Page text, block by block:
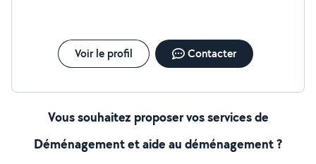
Voir le profil Contacter
Vous souhaitez proposer vos services de
Déménagement et aide au déménagement ?